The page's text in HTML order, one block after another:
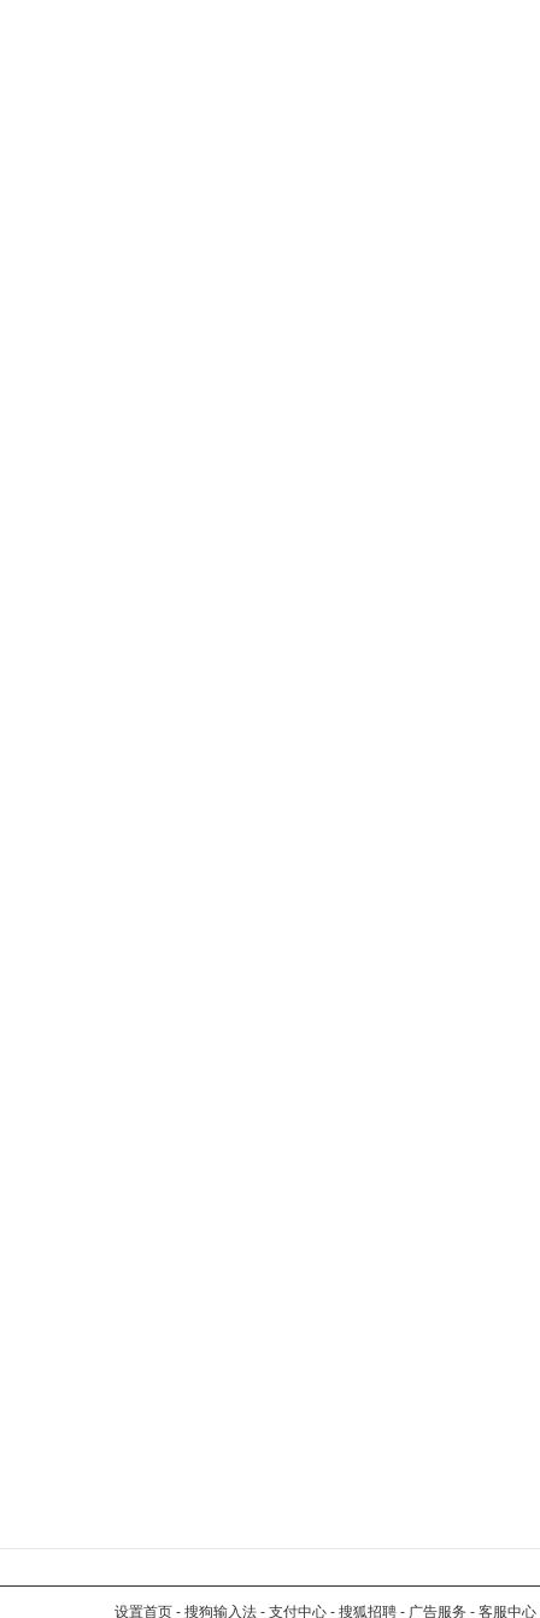
设置首页 - 搜狗输入法 - 支付中心 - 搜狐招聘 - 广告服务 - 客服中心